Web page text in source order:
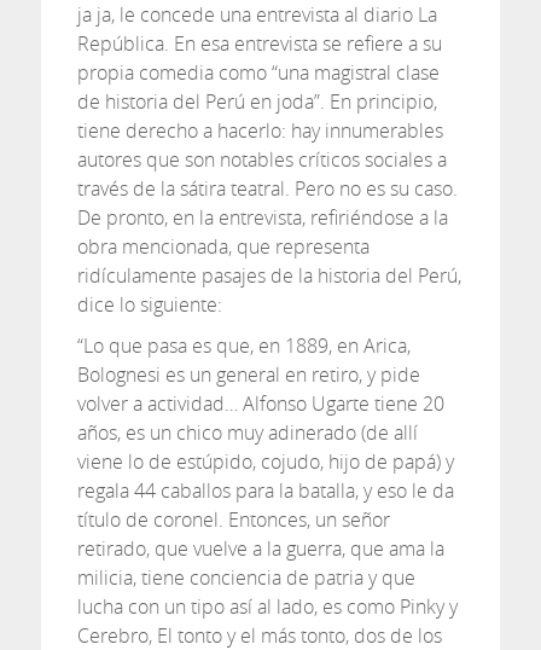
ja ja, le concede una entrevista al diario La
República. En esa entrevista se refiere a su
propia comedia como “una magistral clase
de historia del Perú en joda”. En principio,
tiene derecho a hacerlo: hay innumerables
autores que son notables críticos sociales a
través de la sátira teatral. Pero no es su caso.
De pronto, en la entrevista, refiriéndose a la
obra mencionada, que representa
ridículamente pasajes de la historia del Perú,
dice lo siguiente:
“Lo que pasa es que, en 1889, en Arica,
Bolognesi es un general en retiro, y pide
volver a actividad… Alfonso Ugarte tiene 20
años, es un chico muy adinerado (de allí
viene lo de estúpido, cojudo, hijo de papá) y
regala 44 caballos para la batalla, y eso le da
título de coronel. Entonces, un señor
retirado, que vuelve a la guerra, que ama la
milicia, tiene conciencia de patria y que
lucha con un tipo así al lado, es como Pinky y
Cerebro, El tonto y el más tonto, dos de los